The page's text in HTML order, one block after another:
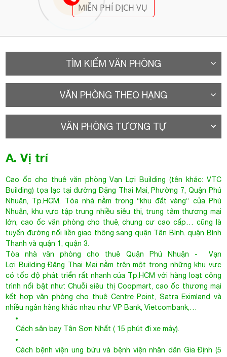
VĂN PHÒNG THEO HẠNG
A. Vị trí
Vạn Lợi Building
Nhuận, Tp.HCM. Tòa nhà nằm trong “khu đất vàng” của Phú
Nhuận, khu vực tập trung nhiều siêu thị, trung tâm thương mại
tuyến đường nối liền giao thông sang quận Tân Bình. quận Bình
Thạnh và quận 1, quận 3.
Tòa nhà văn phòng cho thuê Quận Phú Nhuận- Vạn
Lợi Building Đặng Thai Mai nằm trên một trong những khu vực
có tốc độ phát triển rất nhanh của Tp.HCM với hàng loạt công
trình nổi bật như: Chuỗi siêu thị Coopmart, cao ốc thương mại
kết hợp văn phòng cho thuê Centre Point, Satra Eximland và
nhiều ngân hàng khác nhau như VP Bank, Vietcombank,…
Cách sân bay Tân Sơn Nhất ( 15 phút đi xe máy).
Cách bệnh viện ung bứu và bệnh viện nhân dân Gia Định (5
phút đi xe máy).
Cách bến xe Bus (3 phút đi bộ).
Cách cây xăng (3 phút đi bộ).
Cách chợ Bà Chiểu (5 phút đi xe máy).